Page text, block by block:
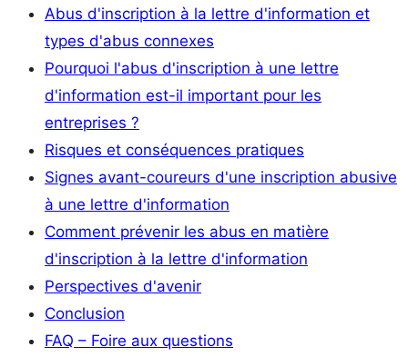
Abus d'inscription à la lettre d'information et
types d'abus connexes
Pourquoi l'abus d'inscription à une lettre
d'information est-il important pour les
entreprises ?
Risques et conséquences pratiques
Signes avant-coureurs d'une inscription abusive
à une lettre d'information
Comment prévenir les abus en matière
d'inscription à la lettre d'information
Perspectives d'avenir
Conclusion
FAQ – Foire aux questions